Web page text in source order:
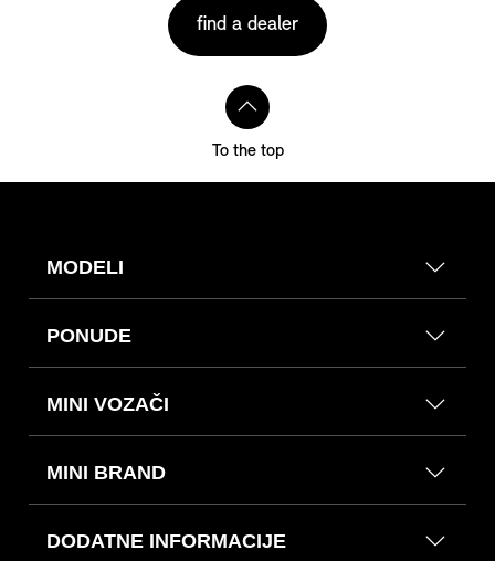
find a dealer
To the top
MODELI
PONUDE
MINI VOZAČI
MINI BRAND
DODATNE INFORMACIJE